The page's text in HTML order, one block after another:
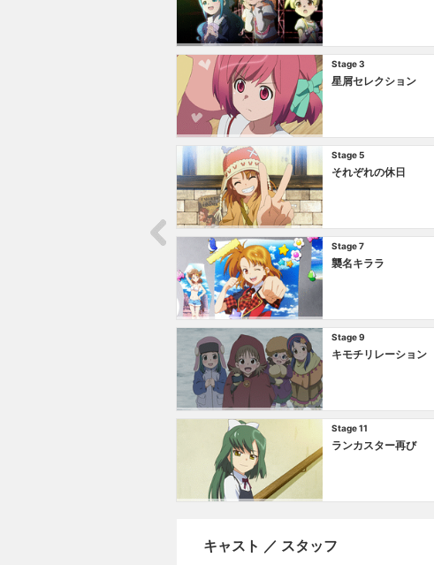
Stage 3
星屑セレクション
Stage 5
それぞれの休日
Stage 7
襲名キララ
Stage 9
キモチリレーション
Stage 11
ランカスター再び
キャスト ／ スタッフ